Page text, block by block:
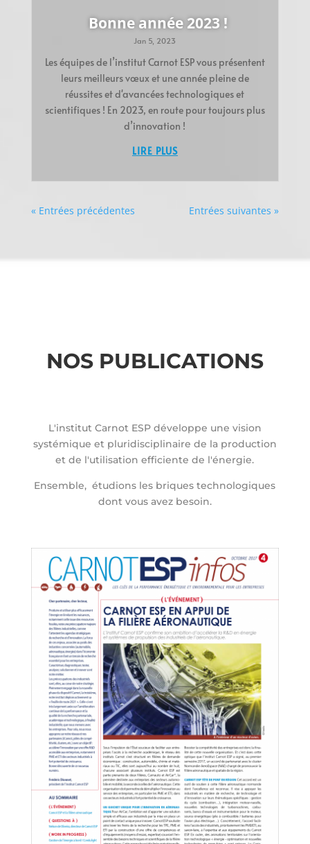
Bonne année 2023 !
Jan 5, 2023
Les équipes de l’institut Carnot ESP vous présentent
leurs meilleurs vœux et une année pleine de
réussites et d'avancées technologiques et
scientifiques ! En 2023, en route pour toujours plus
d’innovation !
LIRE PLUS
« Entrées précédentes Entrées suivantes »
NOS PUBLICATIONS
L'institut Carnot ESP développe une vision
systémique et pluridisciplinaire de la production
et de l'utilisation efficiente de l'énergie.
Ensemble, étudions les briques technologiques
dont vous avez besoin.